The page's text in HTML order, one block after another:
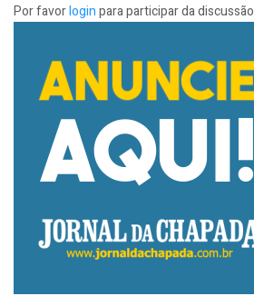
Por favorloginpara participar da discussão